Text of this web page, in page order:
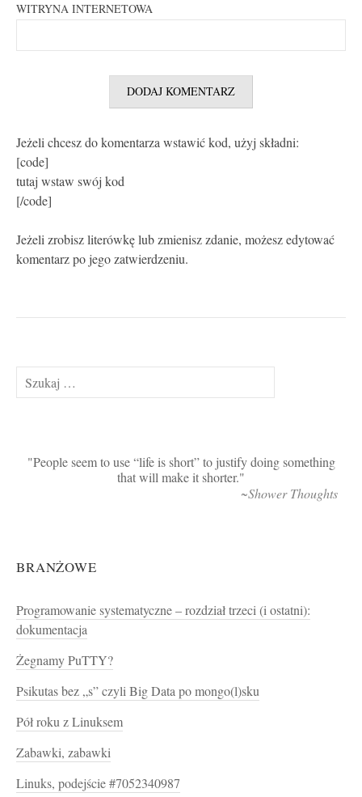
WITRYNA INTERNETOWA
Jeżeli chcesz do komentarza wstawić kod, użyj składni:
[code]
tutaj wstaw swój kod
[/code]
Jeżeli zrobisz literówkę lub zmienisz zdanie, możesz edytować
komentarz po jego zatwierdzeniu.
Szukaj:
People seem to use “life is short” to justify doing something
that will make it shorter.
~Shower Thoughts
BRANŻOWE
Programowanie systematyczne – rozdział trzeci (i ostatni):
dokumentacja
Żegnamy PuTTY?
Psikutas bez „s” czyli Big Data po mongo(l)sku
Pół roku z Linuksem
Zabawki, zabawki
Linuks, podejście #7052340987